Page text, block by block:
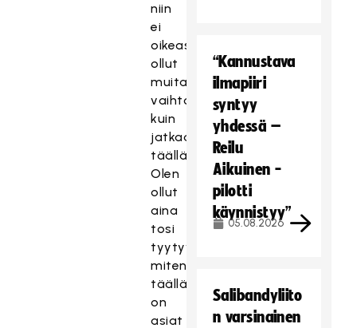
niin
ei
oikeastaan
ollut
muita
vaihtoehtoja
kuin
jatkaa
täällä.
Olen
ollut
aina
tosi
tyytyväinen,
miten
täällä
on
asiat
“Kannustava
ilmapiiri
syntyy
yhdessä –
Reilu
Aikuinen -
pilotti
käynnistyy”
05.08.2026
Salibandyliito
n varsinainen